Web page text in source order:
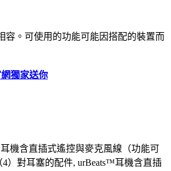
容。可使用的功能可能因搭配的裝置而
網獨家送你
機含直插式遙控與麥克風線（功能可
）對耳塞的配件, urBeats™耳機含直插